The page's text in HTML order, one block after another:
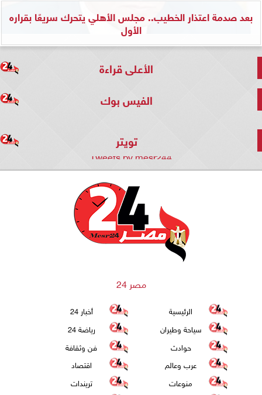
بعد صدمة اعتذار الخطيب.. مجلس الأهلي يتحرك سريعًا بقراره
الأول
الأعلى قراءة
الفيس بوك
تويتر
Tweets by mesr244
مصر 24
الرئيسية
أخبار 24
سياحة وطيران
رياضة 24
حوادث
فن وثقافة
عرب وعالم
اقتصاد
منوعات
تريندات